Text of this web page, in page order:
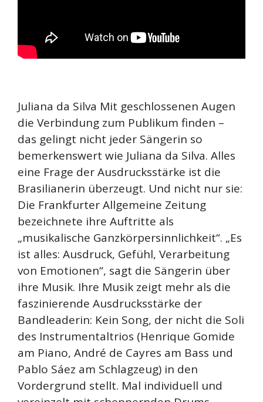
Juliana da Silva Mit geschlossenen Augen
die Verbindung zum Publikum finden –
das gelingt nicht jeder Sängerin so
bemerkenswert wie Juliana da Silva. Alles
eine Frage der Ausdrucksstärke ist die
Brasilianerin überzeugt. Und nicht nur sie:
Die Frankfurter Allgemeine Zeitung
bezeichnete ihre Auftritte als
„musikalische Ganzkörpersinnlichkeit“. „Es
ist alles: Ausdruck, Gefühl, Verarbeitung
von Emotionen“, sagt die Sängerin über
ihre Musik. Ihre Musik zeigt mehr als die
faszinierende Ausdrucksstärke der
Bandleaderin: Kein Song, der nicht die Soli
des Instrumentaltrios (Henrique Gomide
am Piano, André de Cayres am Bass und
Pablo Sáez am Schlagzeug) in den
Vordergrund stellt. Mal individuell und